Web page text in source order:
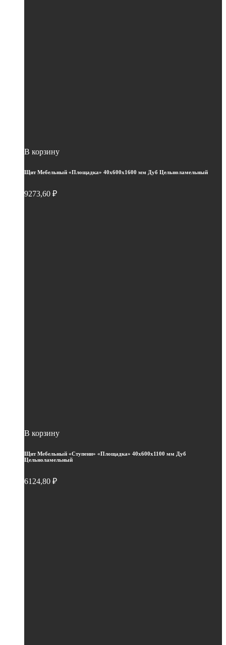
В корзину
Щит Мебельный «Площадка» 40х600х1600 мм Дуб Цельноламельный
9273,60 ₽
В корзину
Щит Мебельный «Ступени» «Площадка» 40х600х1100 мм Дуб
Цельноламельный
6124,80 ₽